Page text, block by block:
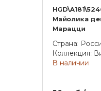
Майолика
Марацци
Страна:
Коллекция:
В наличии